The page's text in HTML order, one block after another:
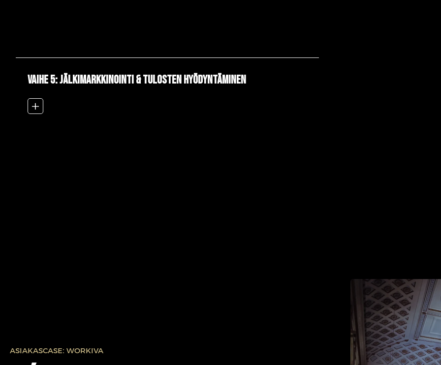
VAIHE 5: Jälkimarkkinointi & tulosten hyödyntäminen
add_2
ASIAKASCASE: WORKIVA